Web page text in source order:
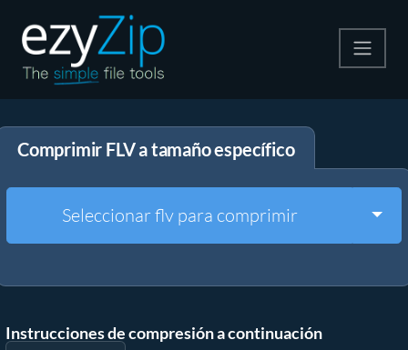
Descomprime
Otras herramientas
Comprimir FLV a tamaño específico
Seleccionar flv para comprimir
Instrucciones de compresión a continuación